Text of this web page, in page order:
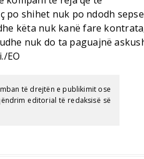
po shihet nuk po ndodh sepse
këta nuk kanë fare
nuk do ta paguajnë
EO
të drejtën e publikimit ose
editorial të redaksisë së